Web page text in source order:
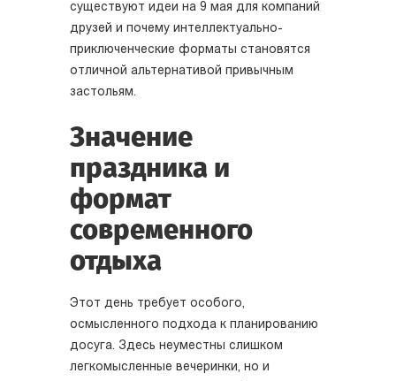
существуют идеи на 9 мая для компаний
друзей и почему интеллектуально-
приключенческие форматы становятся
отличной альтернативой привычным
застольям.
Значение
праздника и
формат
современного
отдыха
Этот день требует особого,
осмысленного подхода к планированию
досуга. Здесь неуместны слишком
легкомысленные вечеринки, но и